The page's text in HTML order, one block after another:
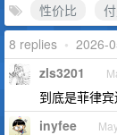
性价比
8 replies • 2026-
zls3201
到底是菲律
inyfee